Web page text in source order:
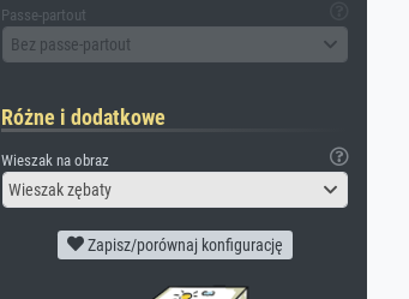
Passe-partout
Bez passe-partout
Różne i dodatkowe
Wieszak na obraz
Wieszak zębaty
Zapisz/porównaj konfigurację